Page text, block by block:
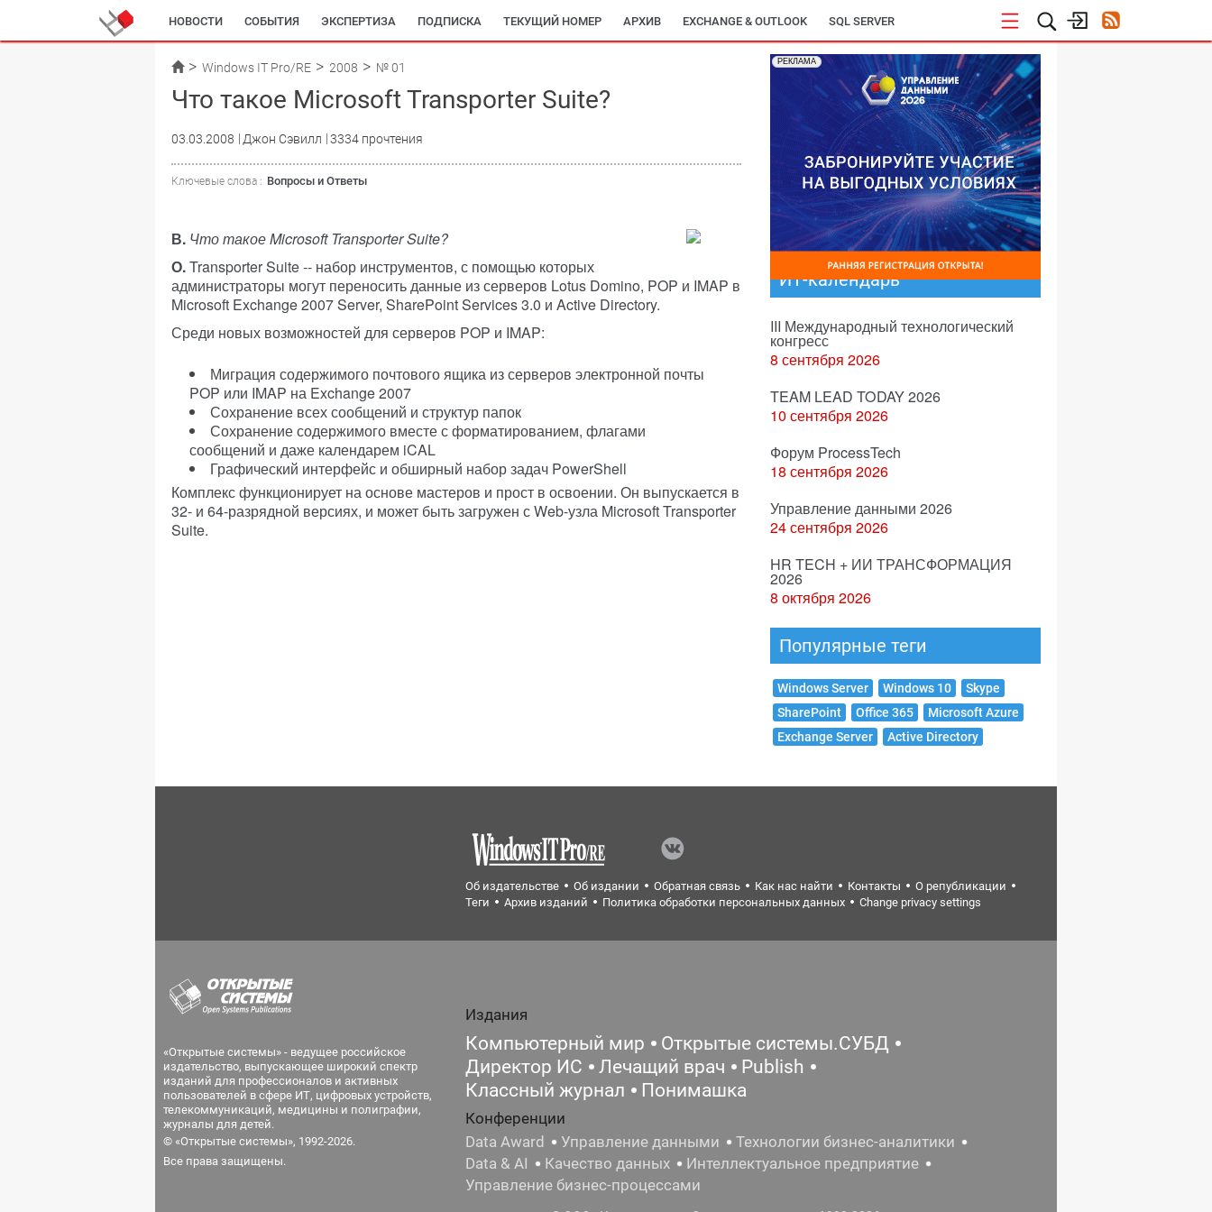
НОВОСТИ СОБЫТИЯ ЭКСПЕРТИЗА ПОДПИСКА ТЕКУЩИЙ НОМЕР АРХИВ EXCHANGE & OUTLOOK SQL SERVER
Windows IT Pro/RE 2008 № 01
Что такое Microsoft Transporter Suite?
03.03.2008 Джон Сэвилл 3334 прочтения
Ключевые слова : Вопросы и Ответы
В. Что такое Microsoft Transporter Suite?
О.Transporter Suite -- набор инструментов, с помощью которых
администраторы могут переносить данные из серверов Lotus Domino, POP и IMAP в
Microsoft Exchange 2007 Server, SharePoint Services 3.0 и Active Directory.
Среди новых возможностей для серверов POP и IMAP:
Миграция содержимого почтового ящика из серверов электронной почты
POP или IMAP на Exchange 2007
Сохранение всех сообщений и структур папок
Сохранение содержимого вместе с форматированием, флагами
сообщений и даже календарем iCAL
Графический интерфейс и обширный набор задач PowerShell
Комплекс функционирует на основе мастеров и прост в освоении. Он выпускается в
32- и 64-разрядной версиях, и может быть загружен с Web-узла Microsoft Transporter
Suite.
РЕКЛАМА
ИТ-календарь
III Международный технологический
конгресс
8 сентября 2026
TEAM LEAD TODAY 2026
10 сентября 2026
Форум ProcessTech
18 сентября 2026
Управление данными 2026
24 сентября 2026
HR TECH + ИИ ТРАНСФОРМАЦИЯ
2026
8 октября 2026
Популярные теги
Windows Server Windows 10
Skype
SharePoint
Office 365
Microsoft Azure
Exchange Server
Active Directory
Об издательстве Об издании Обратная связь Как нас найти Контакты
О републикации
Теги
Архив изданий Политика обработки персональных данных Change privacy settings
«Открытые системы» - ведущее российское
издательство, выпускающее широкий спектр
изданий для профессионалов и активных
пользователей в сфере ИТ, цифровых устройств,
телекоммуникаций, медицины и полиграфии,
журналы для детей.
© «Открытые системы», 1992-2026.
Все права защищены.
Издания
Компьютерный мир
Открытые системы.СУБД
Директор ИС
Лечащий врач
Publish
Классный журнал
Понимашка
Конференции
Data Award
Управление данными
Технологии бизнес-аналитики
Data & AI
Качество данных
Интеллектуальное предприятие
Управление бизнес-процессами